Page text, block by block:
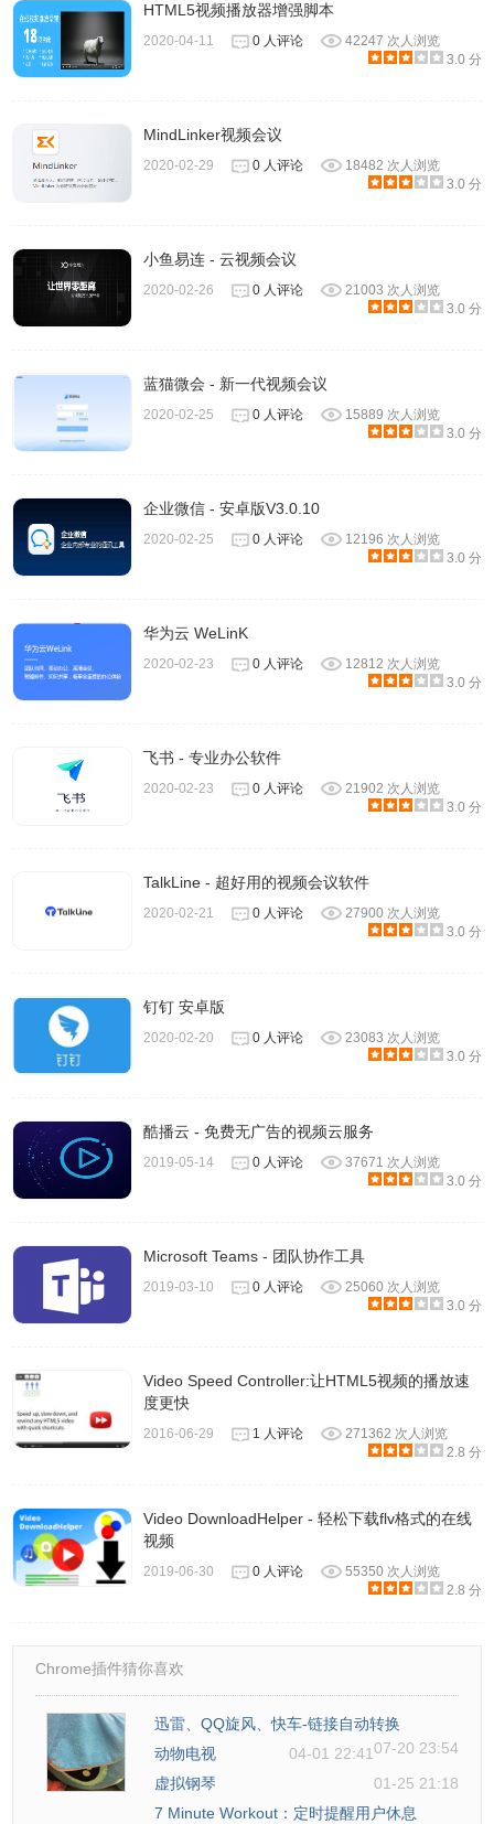
HTML5视频播放器增强脚本
2020-04-11 0 人评论
42247 次人浏览
3.0 分
MindLinker视频会议
2020-02-29 0 人评论
18482 次人浏览
3.0 分
小鱼易连 - 云视频会议
2020-02-26 0 人评论
21003 次人浏览
3.0 分
蓝猫微会 - 新一代视频会议
2020-02-25 0 人评论
15889 次人浏览
3.0 分
企业微信 - 安卓版V3.0.10
2020-02-25 0 人评论
12196 次人浏览
3.0 分
华为云 WeLinK
2020-02-23 0 人评论
12812 次人浏览
3.0 分
飞书 - 专业办公软件
2020-02-23 0 人评论
21902 次人浏览
3.0 分
TalkLine - 超好用的视频会议软件
2020-02-21 0 人评论
27900 次人浏览
3.0 分
钉钉 安卓版
2020-02-20 0 人评论
23083 次人浏览
3.0 分
酷播云 - 免费无广告的视频云服务
2019-05-14 0 人评论
37671 次人浏览
3.0 分
Microsoft Teams - 团队协作工具
2019-03-10 0 人评论
25060 次人浏览
3.0 分
Video Speed Controller:让HTML5视频的播放速
度更快
2016-06-29 1 人评论
271362 次人浏览
2.8 分
Video DownloadHelper - 轻松下载flv格式的在线
视频
2019-06-30 0 人评论
55350 次人浏览
2.8 分
Chrome插件猜你喜欢
迅雷、QQ旋风、快车-链接自动转换
07-20 23:54
动物电视
04-01 22:41
虚拟钢琴
01-25 21:18
7 Minute Workout：定时提醒用户休息